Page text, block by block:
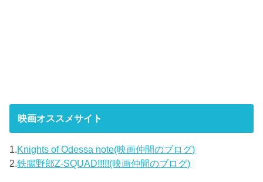
映画オススメサイト
1.Knights of Odessa note(映画仲間のブログ)
2.鉄腸野郎Z-SQUAD!!!!!(映画仲間のブログ)